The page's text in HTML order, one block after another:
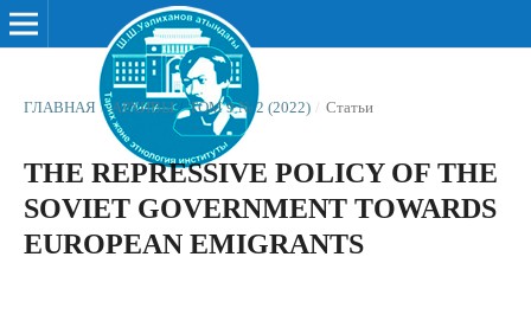
ГЛАВНАЯ / АРХИВЫ / ТОМ 9 № 2 (2022) / Статьи
THE REPRESSIVE POLICY OF THE
SOVIET GOVERNMENT TOWARDS
EUROPEAN EMIGRANTS